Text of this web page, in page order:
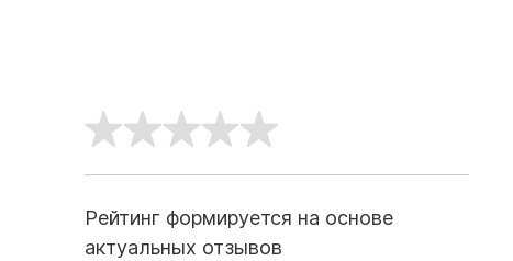
Рейтинг формируется на основе
актуальных отзывов